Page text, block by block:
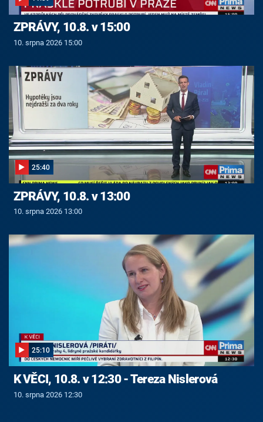
ZPRÁVY, 10.8. v 15:00
10. srpna 2026 15:00
25:40
ZPRÁVY, 10.8. v 13:00
10. srpna 2026 13:00
25:10
K VĚCI, 10.8. v 12:30 - Tereza Nislerová
10. srpna 2026 12:30